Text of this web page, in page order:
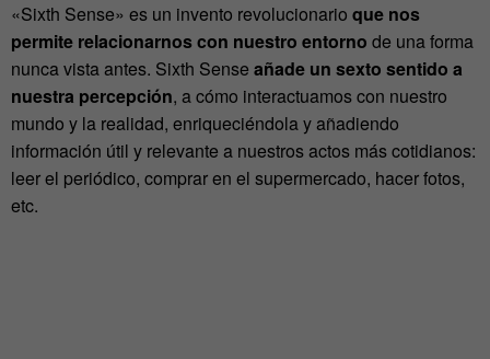
«Sixth Sense» es un invento revolucionario que nos
permite relacionarnos con nuestro entorno de una forma
nunca vista antes. Sixth Sense añade un sexto sentido a
nuestra percepción, a cómo interactuamos con nuestro
mundo y la realidad, enriqueciéndola y añadiendo
información útil y relevante a nuestros actos más cotidianos:
leer el periódico, comprar en el supermercado, hacer fotos,
etc.